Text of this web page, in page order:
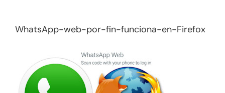
WhatsApp-web-por-fin-funciona-en-Firefox